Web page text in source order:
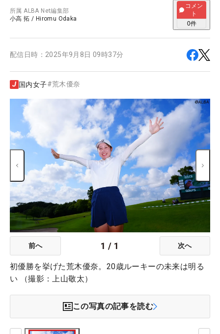
所属ALBA Net編集部
小高 拓 / Hiromu Odaka
コメン
ト
0件
配信日時： 2025年9月8日 09時37分
国内女子#荒木優奈
前へ 1 / 1 次へ
初優勝を挙げた荒木優奈。20歳ルーキーの未来は明る
い （撮影：上山敬太）
この写真の記事を読む